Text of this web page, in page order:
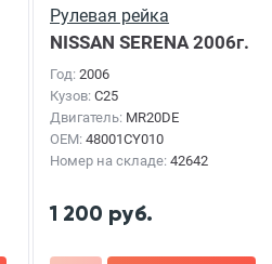
Рулевая рейка
NISSAN SERENA2006г.
Год: 2006
Кузов: C25
Двигатель: MR20DE
OEM: 48001CY010
Номер на складе: 42642
1 200 руб.